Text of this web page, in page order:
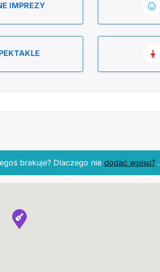
IMPREZY
brakuje? Dlaczego nie dodać wpisu? .